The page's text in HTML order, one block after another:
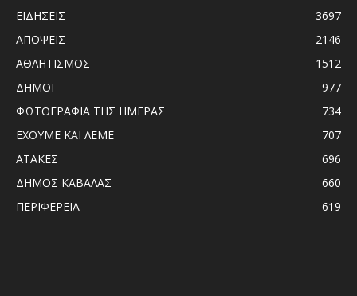
ΕΙΔΗΣΕΙΣ
3697
ΑΠΟΨΕΙΣ
2146
ΑΘΛΗΤΙΣΜΟΣ
1512
ΔΗΜΟΙ
977
ΦΩΤΟΓΡΑΦΙΑ ΤΗΣ ΗΜΕΡΑΣ
734
ΕΧΟΥΜΕ ΚΑΙ ΛΕΜΕ
707
ΑΤΑΚΕΣ
696
ΔΗΜΟΣ ΚΑΒΑΛΑΣ
660
ΠΕΡΙΦΕΡΕΙΑ
619